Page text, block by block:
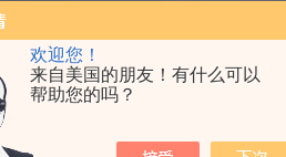
欢迎您！
来自美国的朋友！有什么可以
帮助您的吗？